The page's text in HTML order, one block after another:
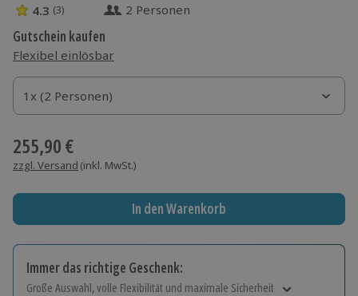
4.3 Sterne von 5 aus 3 Bewertungen
4.3 (3) 2 Personen
Gutschein kaufen
Flexibel einlösbar
1x (2 Personen)
1x (2 Personen)
1x (2 Personen)
255,90 €
zzgl. Versand (inkl. MwSt.)
In den Warenkorb
Immer das richtige Geschenk:
Große Auswahl, volle Flexibilität und maximale Sicherheit